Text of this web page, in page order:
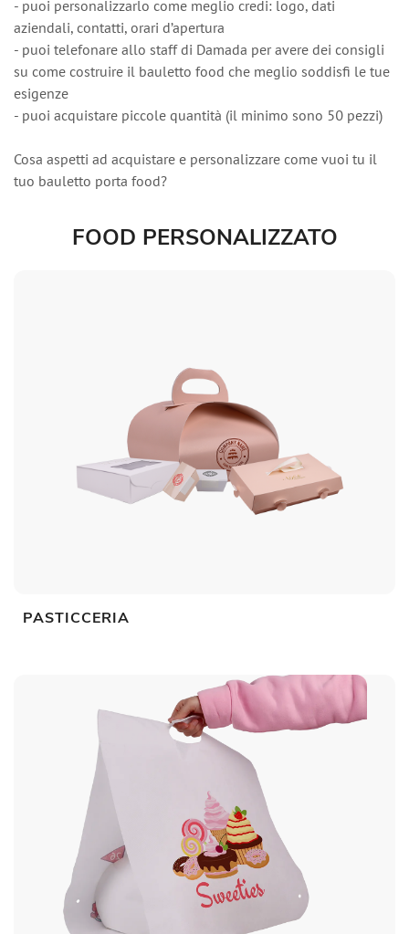
- puoi personalizzarlo come meglio credi: logo, dati
aziendali, contatti, orari d’apertura
- puoi telefonare allo staff di Damada per avere dei consigli
su come costruire il bauletto food che meglio soddisfi le tue
esigenze
- puoi acquistare piccole quantità (il minimo sono 50 pezzi)
Cosa aspetti ad acquistare e personalizzare come vuoi tu il
tuo bauletto porta food?
FOOD PERSONALIZZATO
PASTICCERIA